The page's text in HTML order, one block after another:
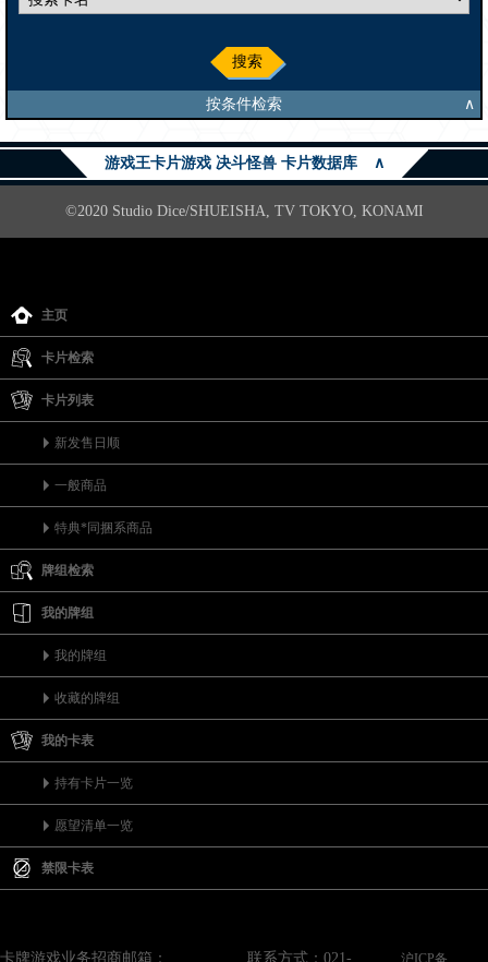
搜索
按条件检索 ∧
游戏王卡片游戏 决斗怪兽 卡片数据库 ∧
©2020 Studio Dice/SHUEISHA, TV TOKYO, KONAMI
主页
卡片检索
卡片列表
新发售日顺
一般商品
特典*同捆系商品
牌组检索
我的牌组
我的牌组
收藏的牌组
我的卡表
持有卡片一览
愿望清单一览
禁限卡表
卡牌游戏业务招商邮箱： 联系方式：021- 沪ICP备